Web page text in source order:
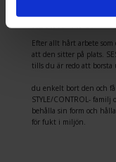
KEVINS TIPS:
Efter allt hårt arbete
att den sitter på plats.
tills du är redo att borsta
du enkelt bort den och
STYLE/CONTROL-
behålla sin form och
för fukt i miljön.